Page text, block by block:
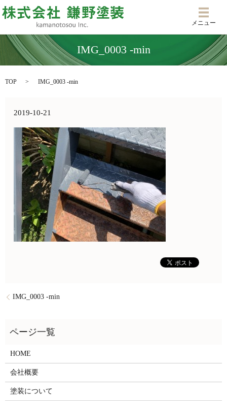
メニ
メニュー
IMG_0003 -min
TOP IMG_0003 -min
2019-10-21
IMG_0003 -min
HOME
会社概要
塗装について